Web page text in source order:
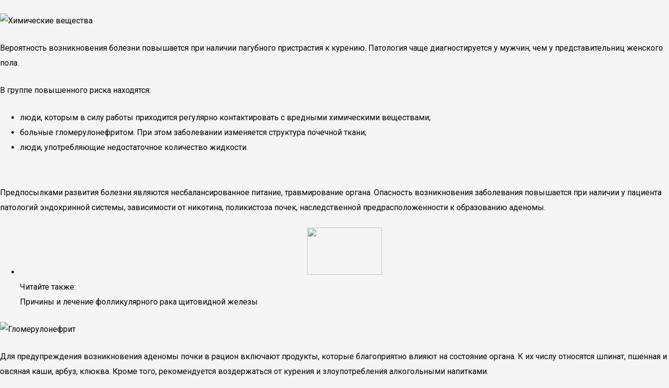
Вероятность возникновения болезни повышается при наличии пагубного пристрастия к курению. Патология чаще диагностируется у мужчин, чем у представительниц женского
пола.
В группе повышенного риска находятся:
люди, которым в силу работы приходится регулярно контактировать с вредными химическими веществами;
больные гломерулонефритом. При этом заболевании изменяется структура почечной ткани;
люди, употребляющие недостаточное количество жидкости.
Предпосылками развития болезни являются несбалансированное питание, травмирование органа. Опасность возникновения заболевания повышается при наличии у пациента
патологий эндокринной системы, зависимости от никотина, поликистоза почек, наследственной предрасположенности к образованию аденомы.
Читайте также:
Причины и лечение фолликулярного рака щитовидной железы
Для предупреждения возникновения аденомы почки в рацион включают продукты, которые благоприятно влияют на состояние органа. К их числу относятся шпинат, пшенная и
овсяная каши, арбуз, клюква. Кроме того, рекомендуется воздержаться от курения и злоупотребления алкогольными напитками.